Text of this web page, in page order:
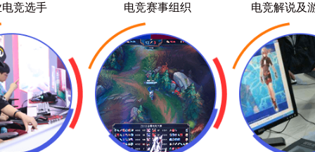
竞选手 电竞赛事组织 电竞解说及